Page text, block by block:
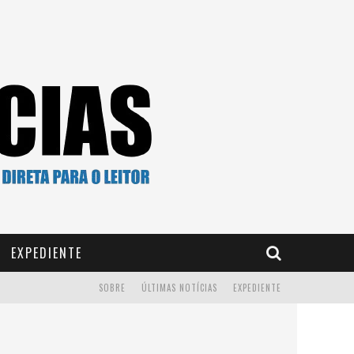
EXPEDIENTE
EXPEDIENTE
ÚLTIMAS NOTÍCIAS
SOBRE